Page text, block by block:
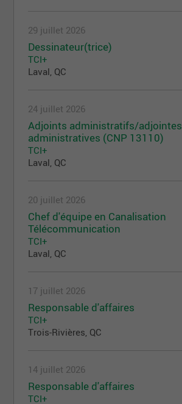
29 juillet 2026
Dessinateur(trice)
TCI+
Laval, QC
24 juillet 2026
Adjoints administratifs/adjointes
administratives (CNP 13110)
TCI+
Laval, QC
20 juillet 2026
Chef d'équipe en Canalisation
Télécommunication
TCI+
Laval, QC
17 juillet 2026
Responsable d'affaires
TCI+
Trois-Rivières, QC
14 juillet 2026
Responsable d'affaires
TCI+